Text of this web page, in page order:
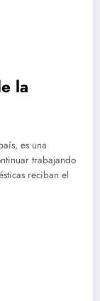
la
es una
trabajando
reciban el